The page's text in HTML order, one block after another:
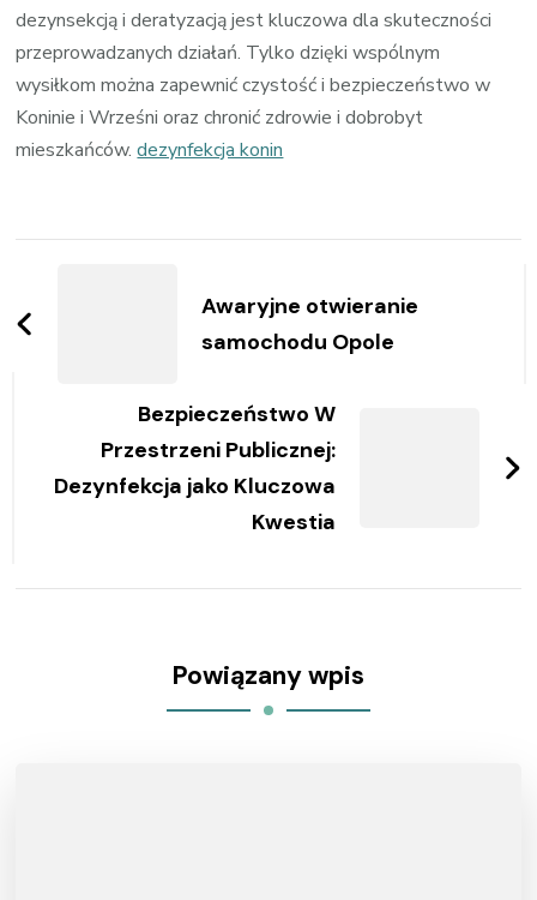
dezynsekcją i deratyzacją jest kluczowa dla skuteczności
przeprowadzanych działań. Tylko dzięki wspólnym
wysiłkom można zapewnić czystość i bezpieczeństwo w
Koninie i Wrześni oraz chronić zdrowie i dobrobyt
mieszkańców.dezynfekcja konin
wpisy
Awaryjne otwieranie
samochodu Opole
Bezpieczeństwo W
Przestrzeni Publicznej:
Dezynfekcja jako Kluczowa
Kwestia
Powiązany wpis